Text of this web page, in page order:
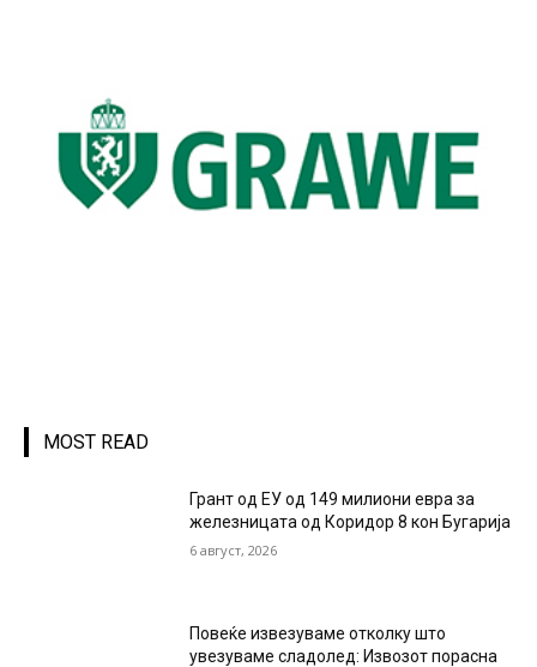
MOST READ
Грант од ЕУ од 149 милиони евра за
железницата од Коридор 8 кон Бугарија
6 август, 2026
Повеќе извезуваме отколку што
увезуваме сладолед: Извозот порасна